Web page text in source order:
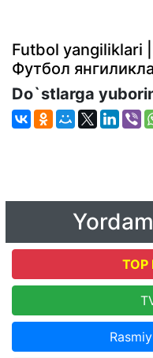
Futbol yangiliklari
Футбол
Do`stlarga